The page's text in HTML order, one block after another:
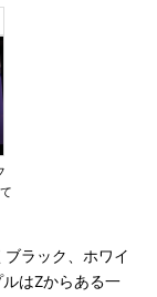
ラック、ホワイ
はZからある一